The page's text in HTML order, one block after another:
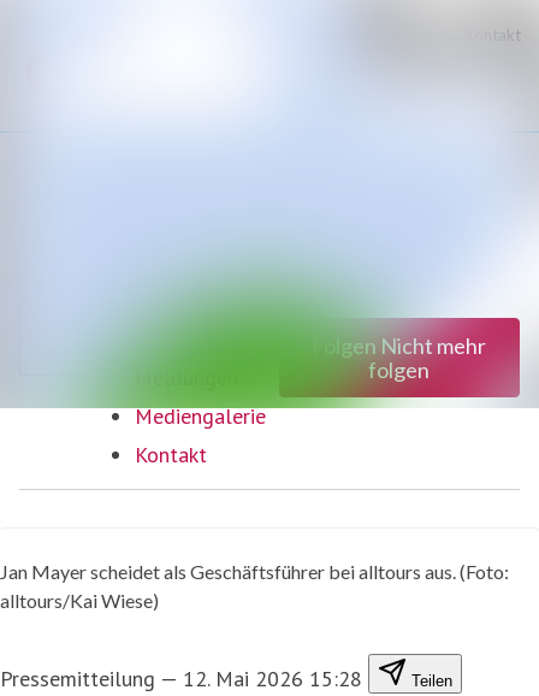
Meldungen
Alle
Mediengalerie
Kontakt
FolgenNicht mehr
folgen
Jan Mayer scheidet als Geschäftsführer bei alltours aus. (Foto:
alltours/Kai Wiese)
Pressemitteilung — 12. Mai 2026 15:28 Teilen